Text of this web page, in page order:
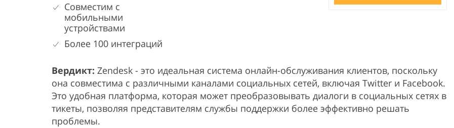
Совместим с
мобильными
устройствами
Более 100 интеграций
Вердикт: Zendesk - это идеальная система онлайн-обслуживания клиентов, поскольку
она совместима с различными каналами социальных сетей, включая Twitter и Facebook.
Это удобная платформа, которая может преобразовывать диалоги в социальных сетях в
тикеты, позволяя представителям службы поддержки более эффективно решать
проблемы.